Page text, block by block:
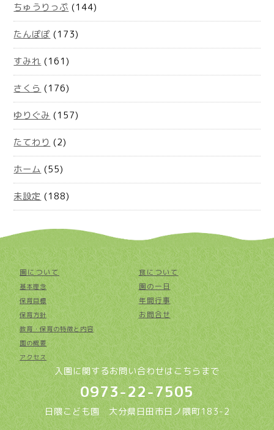
ちゅうりっぷ (144)
たんぽぽ (173)
すみれ (161)
さくら (176)
ゆりぐみ (157)
たてわり (2)
ホーム (55)
未設定 (188)
園について
基本理念
保育目標
保育方針
教育・保育の特徴と内容
園の概要
アクセス
食について
園の一日
年間行事
お問合せ
入園に関するお問い合わせはこちらまで
0973-22-7505
日隈こども園 大分県日田市日ノ隈町183-2